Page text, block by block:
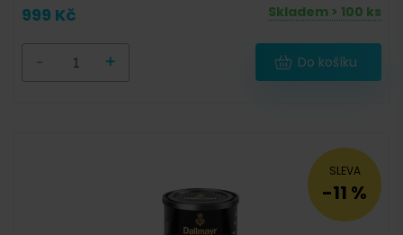
999 Kč Skladem > 100 ks
+ Do košíku
SLEVA
-11 %